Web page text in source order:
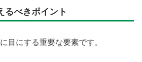
るべきポイント
目にする重要な要素です。